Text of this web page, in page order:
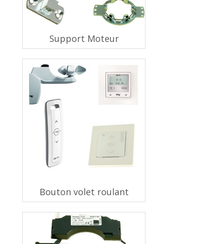
Support Moteur
Bouton volet roulant